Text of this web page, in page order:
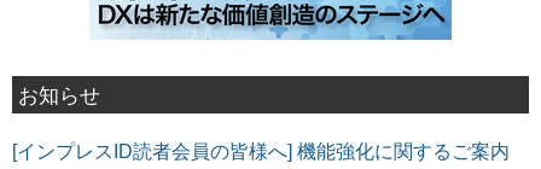
お知らせ
[インプレスID読者会員の皆様へ] 機能強化に関するご案内